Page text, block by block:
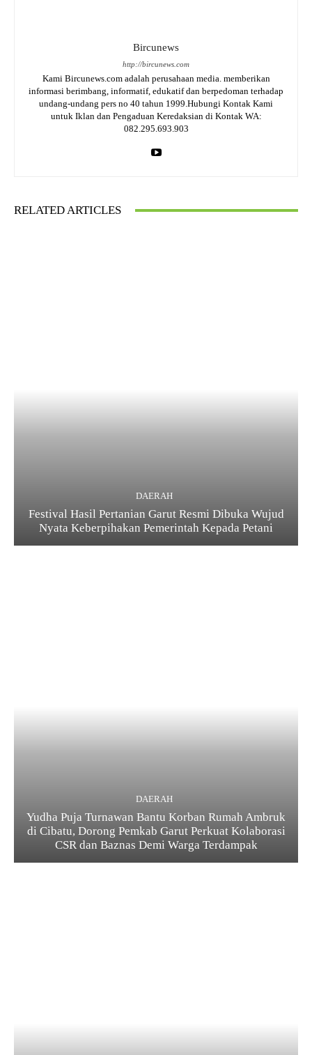
Bircunews
http://bircunews.com
Kami Bircunews.com adalah perusahaan media. memberikan
informasi berimbang, informatif, edukatif dan berpedoman terhadap
undang-undang pers no 40 tahun 1999.Hubungi Kontak Kami
untuk Iklan dan Pengaduan Keredaksian di Kontak WA:
082.295.693.903
RELATED ARTICLES
DAERAH
Festival Hasil Pertanian Garut Resmi Dibuka Wujud
Nyata Keberpihakan Pemerintah Kepada Petani
DAERAH
Yudha Puja Turnawan Bantu Korban Rumah Ambruk
di Cibatu, Dorong Pemkab Garut Perkuat Kolaborasi
CSR dan Baznas Demi Warga Terdampak